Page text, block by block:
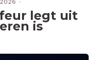
·
legt uit
is